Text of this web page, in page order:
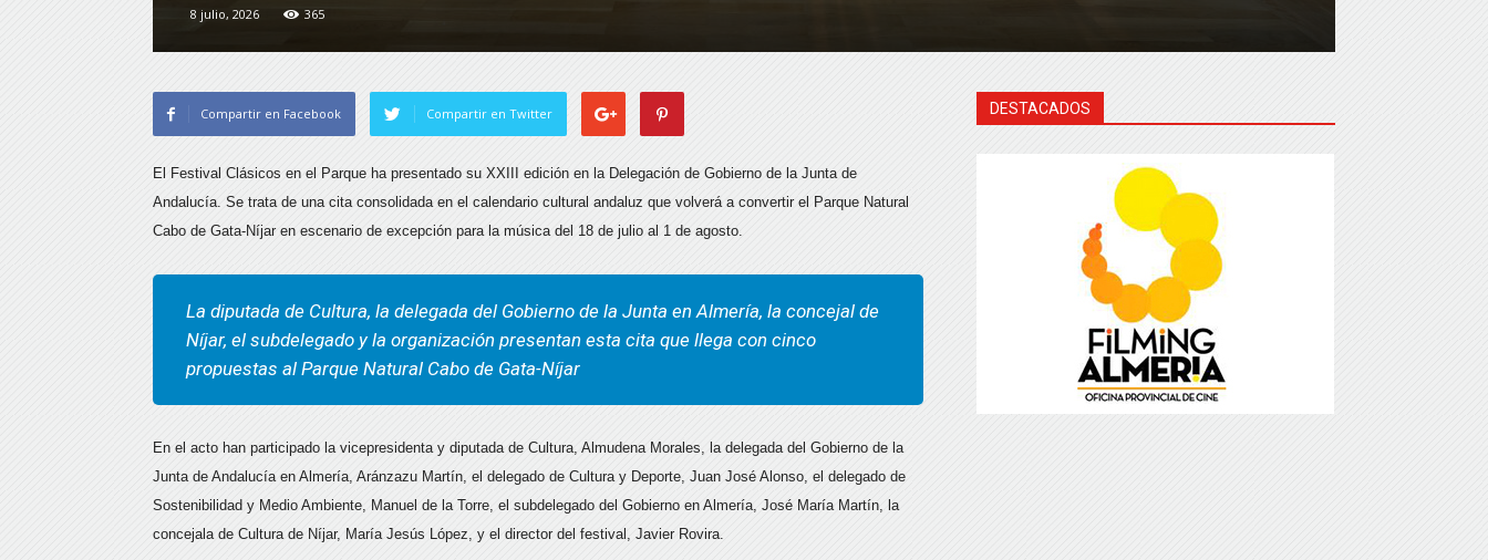
8 julio, 2026 365
Compartir en Facebook Compartir en Twitter
El Festival Clásicos en el Parque ha presentado su XXIII edición en la Delegación de Gobierno de la Junta de
Andalucía. Se trata de una cita consolidada en el calendario cultural andaluz que volverá a convertir el Parque Natural
Cabo de Gata-Níjar en escenario de excepción para la música del 18 de julio al 1 de agosto.
La diputada de Cultura, la delegada del Gobierno de la Junta en Almería, la concejal de
Níjar, el subdelegado y la organización presentan esta cita que llega con cinco
propuestas al Parque Natural Cabo de Gata-Níjar
En el acto han participado la vicepresidenta y diputada de Cultura, Almudena Morales, la delegada del Gobierno de la
Junta de Andalucía en Almería, Aránzazu Martín, el delegado de Cultura y Deporte, Juan José Alonso, el delegado de
Sostenibilidad y Medio Ambiente, Manuel de la Torre, el subdelegado del Gobierno en Almería, José María Martín, la
concejala de Cultura de Níjar, María Jesús López, y el director del festival, Javier Rovira.
DESTACADOS